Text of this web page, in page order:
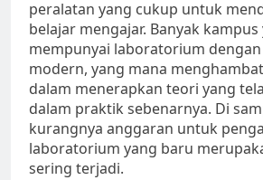
peralatan yang cukup untuk
belajar mengajar. Banyak
mempunyai laboratorium
modern, yang mana
dalam menerapkan teori yang
dalam praktik sebenarnya. Di
kurangnya anggaran untuk
laboratorium yang baru
sering terjadi.